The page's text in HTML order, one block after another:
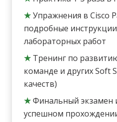
★Упражнения в Cisco
подробные
лабораторных работ
★ Тренинг по
команде и других Soft
качеств)
★Финальный экзамен
успешном